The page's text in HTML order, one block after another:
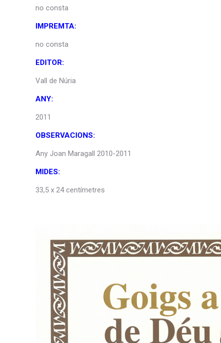
no consta
IMPREMTA:
no consta
EDITOR:
Vall de Núria
ANY:
2011
OBSERVACIONS:
Any Joan Maragall 2010-2011
MIDES:
33,5 x 24 centímetres